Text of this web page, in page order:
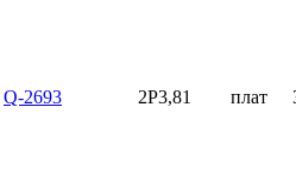
Q-2693 2P3,81 плат